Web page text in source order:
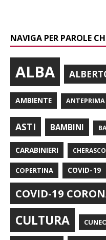
NAVIGA PER PAROLE
ALBA
AMBIENTE ANTEPRIMA
ASTI BAMBINI
CARABINIERI CHERASCO
COPERTINA COVID-19
COVID-19
CULTURA